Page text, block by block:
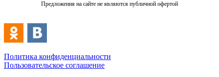
Предложения на сайте не являются публичной офертой
Политика конфиденциальности
Пользовательское соглашение